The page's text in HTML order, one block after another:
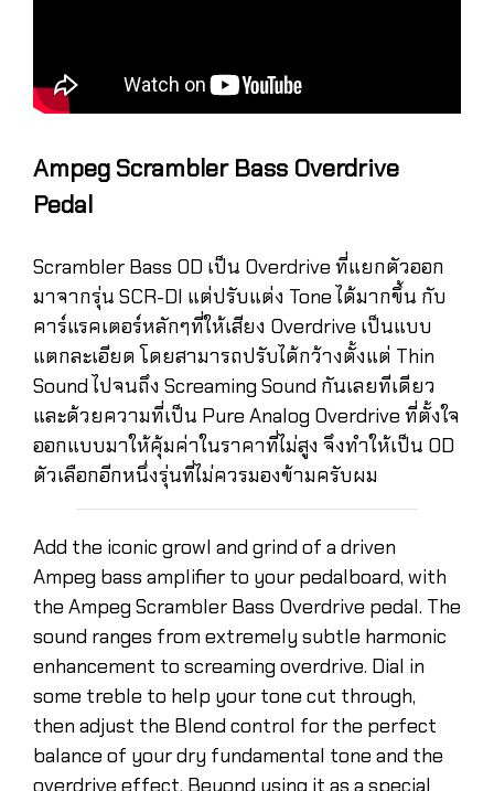
Ampeg Scrambler Bass Overdrive
Pedal
Scrambler Bass OD เป็น Overdrive ที่แยกตัวออก
มาจากรุ่น SCR-DI แต่ปรับแต่ง Tone ได้มากขึ้น กับ
คาร์แรคเตอร์หลักๆที่ให้เสียง Overdrive เป็นแบบ
แตกละเอียด โดยสามารถปรับได้กว้างตั้งแต่ Thin
Sound ไปจนถึง Screaming Sound กันเลยทีเดียว
และด้วยความที่เป็น Pure Analog Overdrive ที่ตั้งใจ
ออกแบบมาให้คุ้มค่าในราคาที่ไม่สูง จึงทำให้เป็น OD
ตัวเลือกอีกหนึ่งรุ่นที่ไม่ควรมองข้ามครับผม
Add the iconic growl and grind of a driven
Ampeg bass amplifier to your pedalboard, with
the Ampeg Scrambler Bass Overdrive pedal. The
sound ranges from extremely subtle harmonic
enhancement to screaming overdrive. Dial in
some treble to help your tone cut through,
then adjust the Blend control for the perfect
balance of your dry fundamental tone and the
overdrive effect. Beyond using it as a special